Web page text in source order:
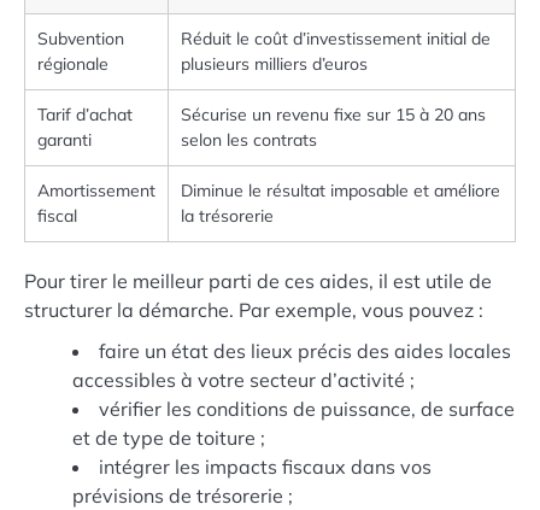
Subvention
régionale
Réduit le coût d’investissement initial de
plusieurs milliers d’euros
Tarif d’achat
garanti
Sécurise un revenu fixe sur 15 à 20 ans
selon les contrats
Amortissement
fiscal
Diminue le résultat imposable et améliore
la trésorerie
Pour tirer le meilleur parti de ces aides, il est utile de
structurer la démarche. Par exemple, vous pouvez :
faire un état des lieux précis des aides locales
accessibles à votre secteur d’activité ;
vérifier les conditions de puissance, de surface
et de type de toiture ;
intégrer les impacts fiscaux dans vos
prévisions de trésorerie ;